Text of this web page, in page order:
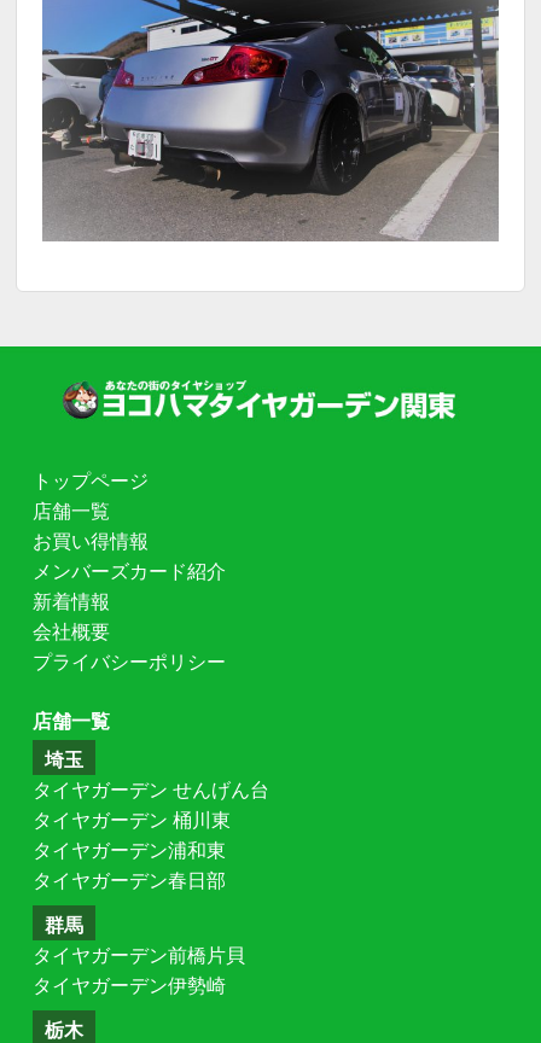
トップページ
店舗一覧
お買い得情報
メンバーズカード紹介
新着情報
会社概要
プライバシーポリシー
店舗一覧
埼玉
タイヤガーデン せんげん台
タイヤガーデン 桶川東
タイヤガーデン浦和東
タイヤガーデン春日部
群馬
タイヤガーデン前橋片貝
タイヤガーデン伊勢崎
栃木